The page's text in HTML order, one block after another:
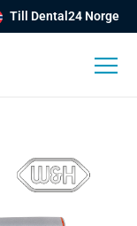
Till Dental24 Norge